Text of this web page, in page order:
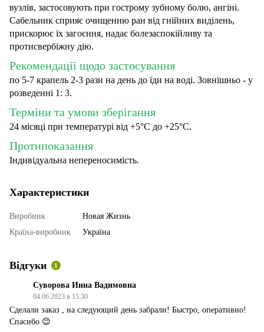
вузлів, застосовують при гострому зубному болю, ангіні.
Сабельник сприяє очищенню ран від гнійних виділень,
прискорює їх загоєння, надає болезаспокійливу та
протисвербіжну дію.
Рекомендації щодо застосування
по 5-7 крапель 2-3 рази на день до їди на воді. Зовнішньо - у
розведенні 1: 3.
Терміни та умови зберігання
24 місяці при температурі від +5°С до +25°C.
Протипоказання
Індивідуальна непереносимість.
Характеристики
Виробник
Новая Жизнь
Країна-виробник
Україна
Відгуки 1
Суворова Инна Вадимовна
04.06.2023 в 15:30
Сделали заказ , на следующий день забрали! Быстро, оперативно!
Спасибо 😊